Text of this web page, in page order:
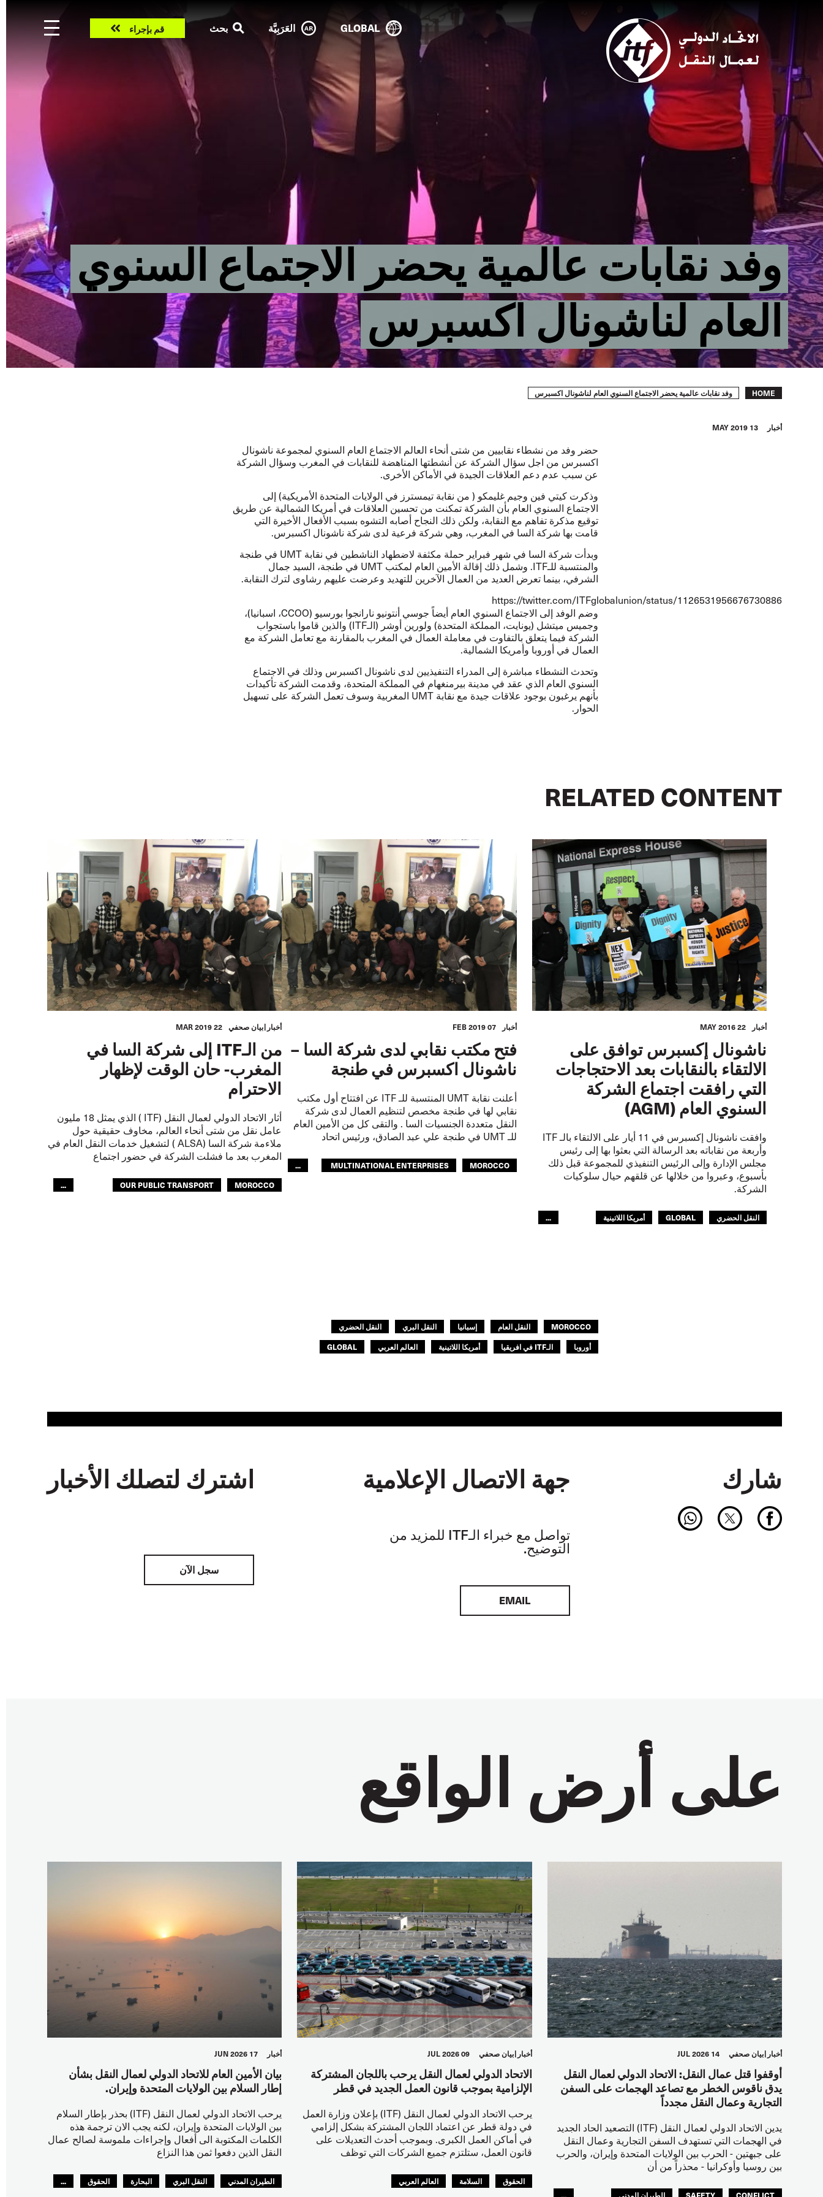
content
وفد نقابات عالمية يحضر الاجتماع السنوي
العام لناشونال اكسبرس
GLOBAL العَرَبِيَّة بحث
Take
action
قم بإجراء
Breadcrumb
HOME وفد نقابات عالمية يحضر الاجتماع السنوي العام لناشونال اكسبرس
أخبار 13 MAY 2019
حضر وفد من نشطاء نقابيين من شتى أنحاء العالم الاجتماع العام السنوي لمجموعة ناشونال
اكسبرس من اجل سؤال الشركة عن أنشطتها المناهضة للنقابات في المغرب وسؤال الشركة
عن سبب عدم دعم العلاقات الجيدة في الأماكن الأخرى.
وذكرت كيتي فين وجيم غليمكو ( من نقابة تيمسترز في الولايات المتحدة الأمريكية) إلى
الاجتماع السنوي العام بأن الشركة تمكنت من تحسين العلاقات في أمريكا الشمالية عن طريق
توقيع مذكرة تفاهم مع النقابة، ولكن ذلك النجاح أصابه التشوه بسبب الأفعال الأخيرة التي
قامت بها شركة السا في المغرب، وهي شركة فرعية لدى شركة ناشونال اكسبرس.
وبدأت شر كة السا في شهر فبراير حملة مكثفة لاضطهاد الناشطين في نقابة UMT في طنجة
والمنتسبة للـITF. وشمل ذلك إقالة الأمين العام لمكتب UMT في طنجة، السيد جمال
الشرفي، بينما تعرض العديد من العمال الآخرين للتهديد وعرضت عليهم رشاوى لترك النقابة.
https://twitter.com/ITFglobalunion/status/1126531956676730886
وضم الوفد إلى الاجتماع السنوي العام أيضاً جوسي أنتونيو نارانجوا بورسيو (CCOO، اسبانيا)،
وجميس ميتشل (يونايت، المملكة المتحدة) ولورين أوشر (الـITF) والذين قاموا باستجواب
الشركة فيما يتعلق بالتفاوت في معاملة العمال في المغرب بالمقارنة مع تعامل الشركة مع
العمال في أوروبا وأمريكا الشمالية.
وتحدث النشطاء مباشرة إلى المدراء التنفيذيين لدى ناشونال اكسبرس وذلك في الاجتماع
السنوي العام الذي عقد في مدينة بيرمنغهام في المملكة المتحدة، وقدمت الشركة تأكيدات
بأنهم يرغبون بوجود علاقات جيدة مع نقابة UMT المغربية وسوف تعمل الشركة على تسهيل
الحوار.
RELATED CONTENT
أخبار 22 MAY 2016
ناشونال إكسبرس توافق على
الالتقاء بالنقابات بعد الاحتجاجات
التي رافقت اجتماع الشركة
السنوي العام (AGM)
وافقت ناشونال إكسبرس في 11 أيار على الالتقاء بالـ ITF
وأربعة من نقاباته بعد الرسالة التي بعثوا بها إلى رئيس
مجلس الإدارة وإلى الرئيس التنفيذي للمجموعة قبل ذلك
بأسبوع، وعبروا من خلالها عن قلقهم حيال سلوكيات
الشركة.
النقل الحضري GLOBAL
أمريكا اللاتينية
...
أخبار 07 FEB 2019
فتح مكتب نقابي لدى شركة السا –
ناشونال اكسبرس في طنجة
أعلنت نقابة UMT المنتسبة للـ ITF عن افتتاح أول مكتب
نقابي لها في طنجة مخصص لتنظيم العمال لدى شركة
النقل متعددة الجنسيات السا . والتقى كل من الأمين العام
للـ UMT في طنجة علي عبد الصادق، ورئيس اتحاد
MOROCCO
MULTINATIONAL ENTERPRISES
...
أخبار بيان صحفي 22 MAR 2019
من الـITF إلى شركة السا في
المغرب- حان الوقت لإظهار
الاحترام
أثار الاتحاد الدولي لعمال النقل (ITF ) الذي يمثل 18 مليون
عامل نقل من شتى أنحاء العالم، مخاوف حقيقية حول
ملاءمة شركة السا (ALSA ) لتشغيل خدمات النقل العام في
المغرب بعد ما فشلت الشركة في حضور اجتماع
MOROCCO
OUR PUBLIC TRANSPORT
...
MOROCCO النقل العام إسبانيا النقل البري
النقل الحضري
أوروبا
الـITF في افريقيا أمريكا اللاتينية العالم العربي GLOBAL
شارك جهة الاتصال الإعلامية
تواصل مع خبراء الـITF للمزيد من
التوضيح.
EMAIL
اشترك لتصلك الأخبار
سجل الآن
على أرض الواقع
أخبار بيان صحفي 14 JUL 2026
أوقفوا قتل عمال النقل: الاتحاد الدولي لعمال النقل
يدق ناقوس الخطر مع تصاعد الهجمات على السفن
التجارية وعمال النقل مجدداً
يدين الاتحاد الدولي لعمال النقل (ITF) التصعيد الحاد الجديد
في الهجمات التي تستهدف السفن التجارية وعمال النقل
على جبهتين - الحرب بين الولايات المتحدة وإيران، والحرب
بين روسيا وأوكرانيا - محذراً من أن
أخبار بيان صحفي 09 JUL 2026
الاتحاد الدولي لعمال النقل يرحب باللجان المشتركة
الإلزامية بموجب قانون العمل الجديد في قطر
يرحب الاتحاد الدولي لعمال النقل (ITF) بإعلان وزارة العمل
في دولة قطر عن اعتماد اللجان المشتركة بشكل إلزامي
في أماكن العمل الكبرى. وبموجب أحدث التعديلات على
قانون العمل، ستلتزم جميع الشركات التي توظف
الحقوق السلامة العالم العربي
أخبار 17 JUN 2026
بيان الأمين العام للاتحاد الدولي لعمال النقل بشأن
إطار السلام بين الولايات المتحدة وإيران.
يرحب الاتحاد الدولي لعمال النقل (ITF) بحذر بإطار السلام
بين الولايات المتحدة وإيران، لكنه يجب الان ترجمة هذه
الكلمات المكتوبة الى أفعال وإجراءات ملموسة لصالح عمال
النقل الذين دفعوا ثمن هذا النزاع
الطيران المدني النقل البري البحارة
الحقوق
...